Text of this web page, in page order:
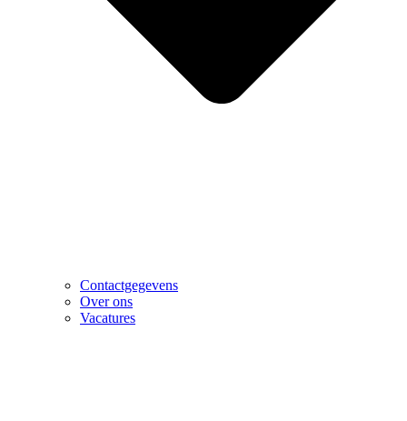
Contactgegevens
Over ons
Vacatures